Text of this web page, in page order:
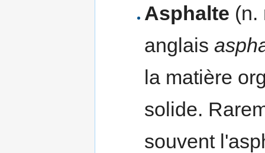
Asphalte (n.
anglais
la matière
solide.
souvent